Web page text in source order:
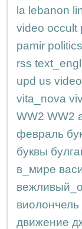
la lebanon
video occult
pamir politics
rss text_engl
upd us video
vita_nova
WW2 WW2
февраль
буквы
в_мире
виолончель
движение